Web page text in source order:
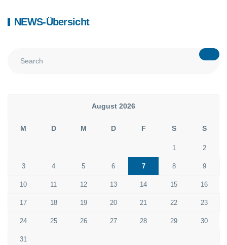
NEWS-Übersicht
August 2026
M D M D F S S
1 2
3 4 5 6 7 8 9
10 11 12 13 14 15 16
17 18 19 20 21 22 23
24 25 26 27 28 29 30
31